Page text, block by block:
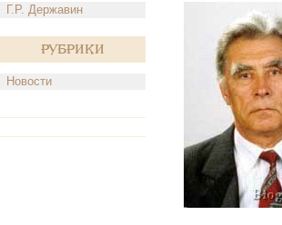
Г.Р. Державин
Рубрики
Новости